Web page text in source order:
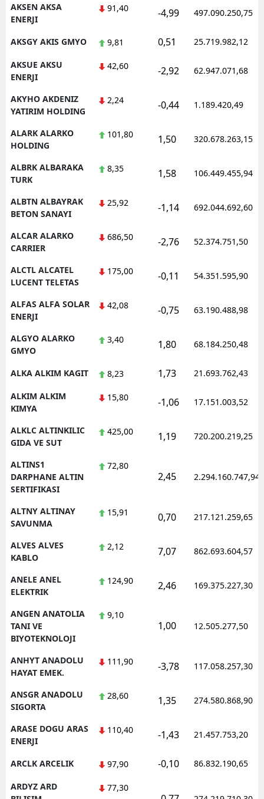
Sinop
Sivas
Trabzon
Uşak
Zonguldak
Aksaray
Batman
Yalova
Karabük
Osmaniye
AKSEN AKSA
ENERJI
91,40 -4,99 497.090.250,75
AKSGY AKIS GMYO 9,81 0,51 25.719.982,12
AKSUE AKSU
ENERJI
42,60 -2,92 62.947.071,68
AKYHO AKDENIZ
YATIRIM HOLDING
2,24 -0,44 1.189.420,49
ALARK ALARKO
HOLDING
101,80 1,50 320.678.263,15
ALBRK ALBARAKA
TURK
8,35 1,58 106.449.455,94
ALBTN ALBAYRAK
BETON SANAYI
25,92 -1,14 692.044.692,60
ALCAR ALARKO
CARRIER
686,50 -2,76 52.374.751,50
ALCTL ALCATEL
LUCENT TELETAS
175,00 -0,11 54.351.595,90
ALFAS ALFA SOLAR
ENERJI
42,08 -0,75 63.190.488,98
ALGYO ALARKO
GMYO
3,40 1,80 68.184.250,48
ALKA ALKIM KAGIT 8,23 1,73 21.693.762,43
ALKIM ALKIM
KIMYA
15,80 -1,06 17.151.003,52
ALKLC ALTINKILIC
GIDA VE SUT
425,00 1,19 720.200.219,25
ALTINS1
DARPHANE ALTIN
SERTIFIKASI
72,80
2,45 2.294.160.747,94
ALTNY ALTINAY
SAVUNMA
15,91 0,70 217.121.259,65
ALVES ALVES
KABLO
2,12 7,07 862.693.604,57
ANELE ANEL
ELEKTRIK
124,90 2,46 169.375.227,30
ANGEN ANATOLIA
TANI VE
BIYOTEKNOLOJI
9,10
1,00 12.505.277,50
ANHYT ANADOLU
HAYAT EMEK.
111,90 -3,78 117.058.257,30
ANSGR ANADOLU
SIGORTA
28,60 1,35 274.580.868,90
ARASE DOGU ARAS
ENERJI
110,40 -1,43 21.457.753,20
ARCLK ARCELIK 97,90 -0,10 86.832.190,65
ARDYZ ARD
77,30